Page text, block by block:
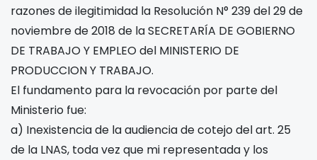
razones de ilegitimidad la Resolución N° 239 del 29 de
noviembre de 2018 de la SECRETARÍA DE GOBIERNO
DE TRABAJO Y EMPLEO del MINISTERIO DE
PRODUCCION Y TRABAJO.
El fundamento para la revocación por parte del
Ministerio fue:
a) Inexistencia de la audiencia de cotejo del art. 25
de la LNAS, toda vez que mi representada y los